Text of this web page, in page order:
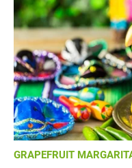
GRAPEFRUIT